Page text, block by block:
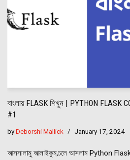
বাংলায় FLASK শিখুন | PYTHON FLASK
#1
byDeborshi Mallick January 17, 2024
আসসালামু আলাইকুম,চলে আসলাম Python